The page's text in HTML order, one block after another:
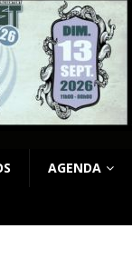
AGENDA